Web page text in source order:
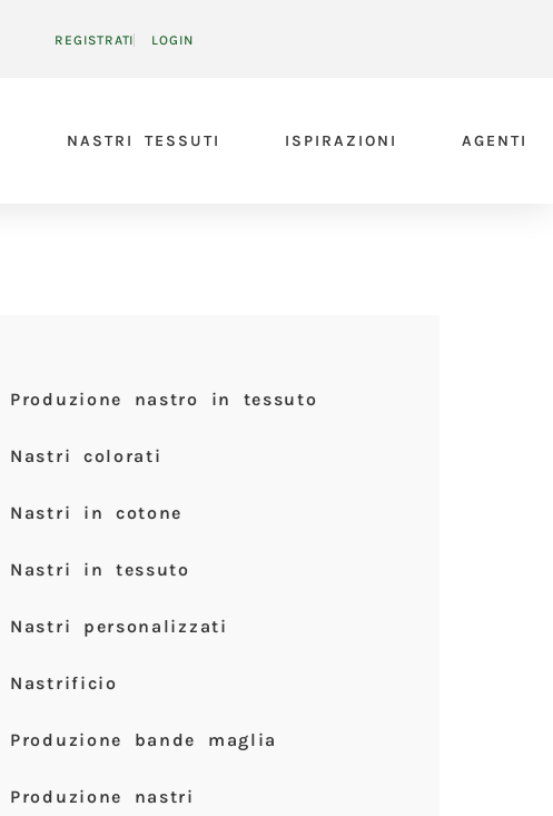
REGISTRATI LOGIN
NASTRI TESSUTI ISPIRAZIONI AGENTI
Produzione nastro in tessuto
Nastri colorati
Nastri in cotone
Nastri in tessuto
Nastri personalizzati
Nastrificio
Produzione bande maglia
Produzione nastri